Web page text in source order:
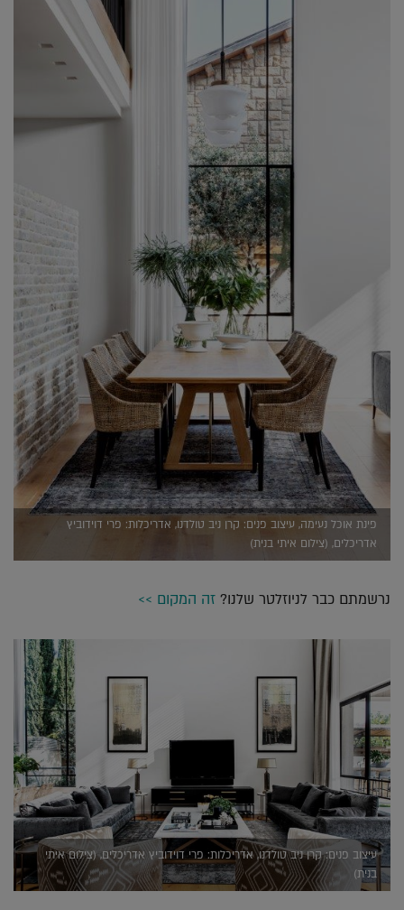
פינת אוכל נעימה, עיצוב פנים: קרן ניב טולדנו, אדריכלות: פרי דוידוביץ
אדריכלים, (צילום איתי בנית)
נרשמתם כבר לניוזלטר שלנו? זה המקום >>
עיצוב פנים: קרן ניב טולדנו, אדריכלות: פרי דוידוביץ אדריכלים, (צילום איתי
בנית)